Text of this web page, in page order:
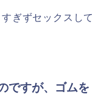
ぎずセックスして
ですが、ゴムを